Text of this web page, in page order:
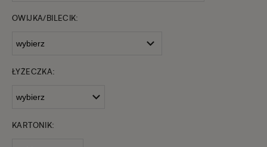
OWIJKA/BILECIK:
ŁYŻECZKA:
KARTONIK: